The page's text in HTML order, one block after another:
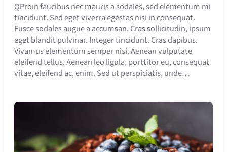
QProin faucibus nec mauris a sodales, sed elementum mi
tincidunt. Sed eget viverra egestas nisi in consequat.
Fusce sodales augue a accumsan. Cras sollicitudin, ipsum
eget blandit pulvinar. Integer tincidunt. Cras dapibus.
Vivamus elementum semper nisi. Aenean vulputate
eleifend tellus. Aenean leo ligula, porttitor eu, consequat
vitae, eleifend ac, enim. Sed ut perspiciatis, unde…